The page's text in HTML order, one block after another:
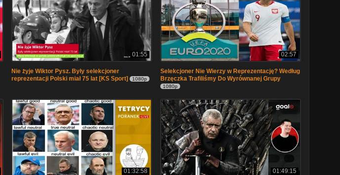
01:55
Nie żyje Wiktor Pysz. Były selekcjoner
reprezentacji Polski miał 75 lat [KS Sport]
1080p
02:57
Selekcjoner Nie Wierzy w Reprezentację? Według
Brzęczka Trafiliśmy Do Wyrównanej Grupy
1080p
01:32:58 01:49:15